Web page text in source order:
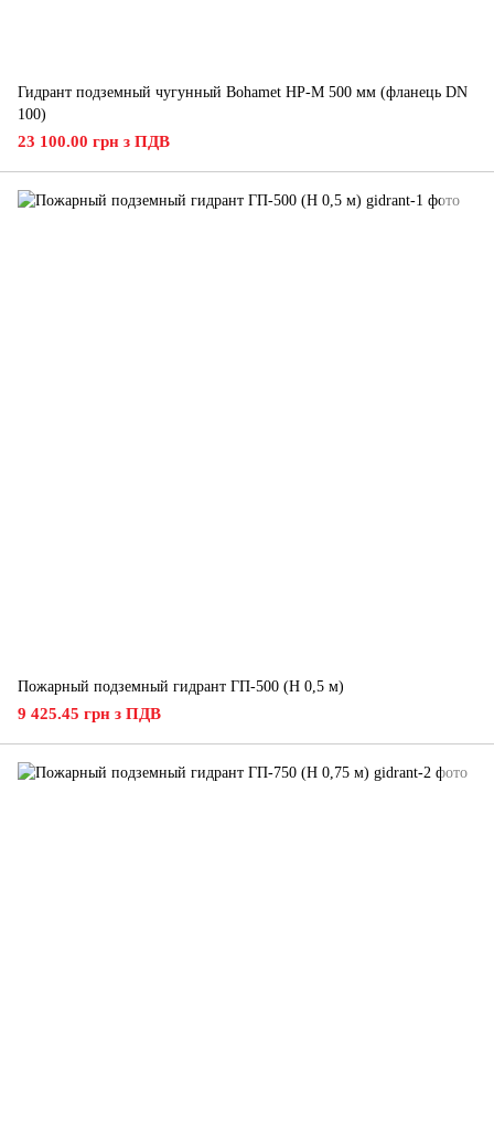
Гидрант подземный чугунный Bohamet HP-M 500 мм (фланець DN
100)
23 100.00 грн з ПДВ
Пожарный подземный гидрант ГП-500 (H 0,5 м)
9 425.45 грн з ПДВ